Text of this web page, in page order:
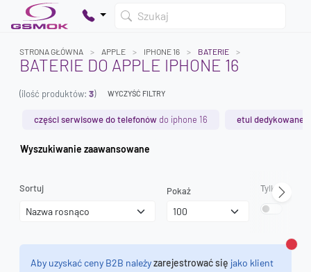
Szukaj
Twój koszyk jest pusty
STRONA GŁÓWNA APPLE IPHONE 16 BATERIE
BATERIE DO APPLE IPHONE 16
(ilość produktów: 3) WYCZYŚĆ FILTRY
części serwisowe do telefonów do iphone 16 etui dedykowane
Wyszukiwanie zaawansowane
Sortuj Pokaż Tylko
Aby uzyskać ceny B2B należyzarejestrować się jako klient